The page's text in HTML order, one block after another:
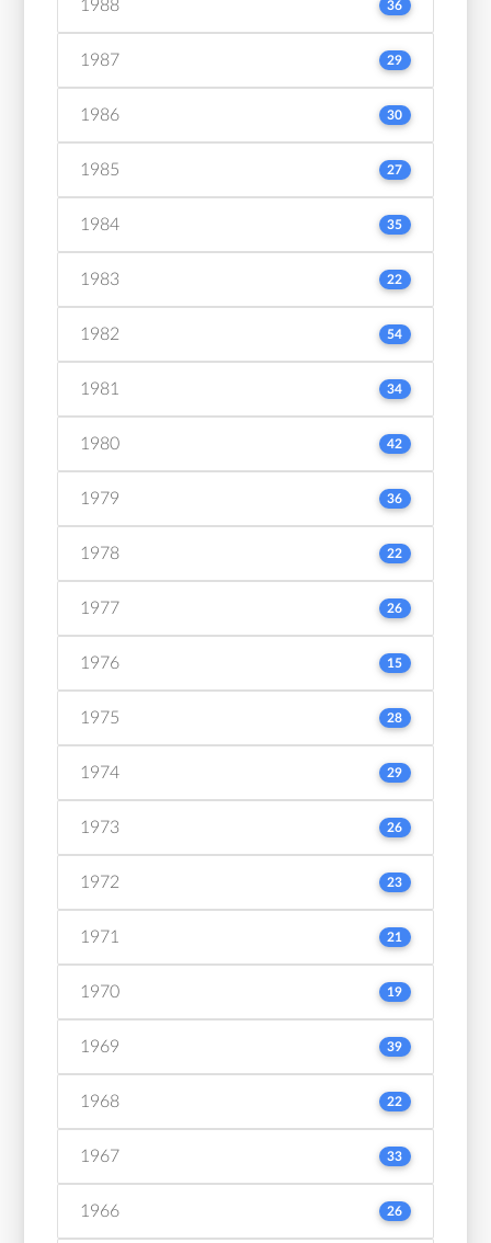
1988 36
1987 29
1986 30
1985 27
1984 35
1983 22
1982 54
1981 34
1980 42
1979 36
1978 22
1977 26
1976 15
1975 28
1974 29
1973 26
1972 23
1971 21
1970 19
1969 39
1968 22
1967 33
1966 26